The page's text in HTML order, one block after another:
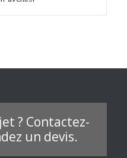
? Contactez-
un devis.